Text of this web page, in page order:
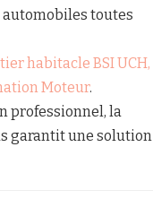
toutes
habitacle BSI UCH,
Moteur.
professionnel, la
garantit une solution